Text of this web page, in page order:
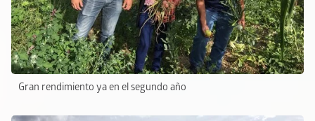
Gran rendimiento ya en el segundo año